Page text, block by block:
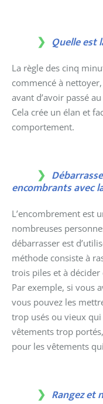
Quelle est
La règle des cinq
commencé à
avant d’avoir passé
Cela crée un élan et
comportement.
encombrants avec
L’encombrement est
nombreuses
débarrasser est
méthode consiste à
trois piles et à décider
Par exemple, si vous
vous pouvez les
trop usés ou vieux
vêtements trop
pour les vêtements
Rangez et